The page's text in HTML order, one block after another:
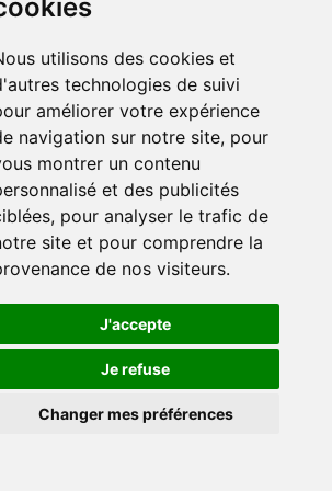
utilisons des cookies et
technologies de suivi
améliorer votre expérience
navigation sur notre site, pour
montrer un contenu
et des publicités
pour analyser le trafic de
site et pour comprendre la
de nos visiteurs.
J'accepte
Je refuse
Changer mes préférences
information)